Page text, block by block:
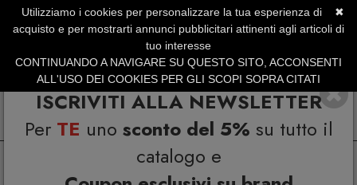
ISCRIVITI ALLA NEWSLETTER
Per TE uno sconto del 5% su tutto il
catalogo e
SERVIZIO CLIENTI +39.0773.470.562
SUMMER SALES | Fino al 31 Agosto
✖
Utilizziamo i cookies per personalizzare la tua esperienza di
acquisto e per mostrarti annunci pubblicitari attinenti agli articoli di
tuo interesse
CONTINUANDO A NAVIGARE SU QUESTO SITO, ACCONSENTI
ALL'USO DEI COOKIES PER GLI SCOPI SOPRA CITATI